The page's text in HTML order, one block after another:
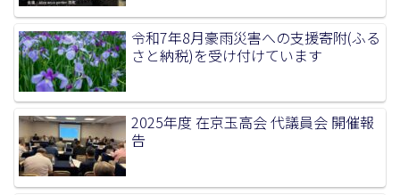
令和7年8月豪雨災害への支援寄附(ふる
さと納税)を受け付けています
2025年度 在京玉高会 代議員会 開催報
告